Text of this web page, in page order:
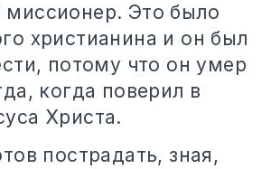
миссионер. Это было
христианина и он был
потому что он умер
когда поверил в
Христа.
пострадать, зная,